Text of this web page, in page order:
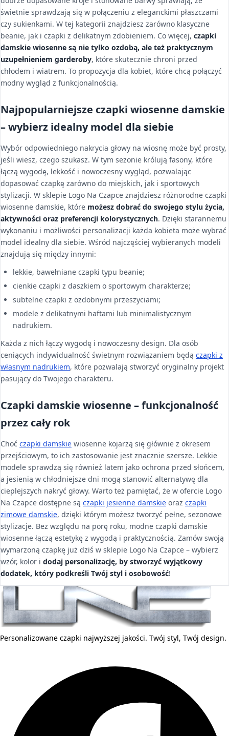
świetnie sprawdzają się w połączeniu z eleganckimi płaszczami
czy sukienkami. W tej kategorii znajdziesz zarówno klasyczne
beanie, jak i czapki z delikatnym zdobieniem. Co więcej, czapki
damskie wiosenne są nie tylko ozdobą, ale też praktycznym
uzupełnieniem garderoby, które skutecznie chroni przed
chłodem i wiatrem. To propozycja dla kobiet, które chcą połączyć
modny wygląd z funkcjonalnością.
Najpopularniejsze czapki wiosenne damskie
– wybierz idealny model dla siebie
Wybór odpowiedniego nakrycia głowy na wiosnę może być prosty,
jeśli wiesz, czego szukasz. W tym sezonie królują fasony, które
łączą wygodę, lekkość i nowoczesny wygląd, pozwalając
dopasować czapkę zarówno do miejskich, jak i sportowych
stylizacji. W sklepie Logo Na Czapce znajdziesz różnorodne czapki
wiosenne damskie, które możesz dobrać do swojego stylu życia,
aktywności oraz preferencji kolorystycznych. Dzięki starannemu
wykonaniu i możliwości personalizacji każda kobieta może wybrać
model idealny dla siebie. Wśród najczęściej wybieranych modeli
znajdują się między innymi:
lekkie, bawełniane czapki typu beanie;
cienkie czapki z daszkiem o sportowym charakterze;
subtelne czapki z ozdobnymi przeszyciami;
modele z delikatnymi haftami lub minimalistycznym
nadrukiem.
Każda z nich łączy wygodę i nowoczesny design. Dla osób
ceniących indywidualność świetnym rozwiązaniem będą czapki z
własnym nadrukiem, które pozwalają stworzyć oryginalny projekt
pasujący do Twojego charakteru.
Czapki damskie wiosenne – funkcjonalność
przez cały rok
Choć czapki damskie wiosenne kojarzą się głównie z okresem
przejściowym, to ich zastosowanie jest znacznie szersze. Lekkie
modele sprawdzą się również latem jako ochrona przed słońcem,
a jesienią w chłodniejsze dni mogą stanowić alternatywę dla
cieplejszych nakryć głowy. Warto też pamiętać, że w ofercie Logo
Na Czapce dostępne są czapki jesienne damskie oraz czapki
zimowe damskie, dzięki którym możesz tworzyć pełne, sezonowe
stylizacje. Bez względu na porę roku, modne czapki damskie
wiosenne łączą estetykę z wygodą i praktycznością. Zamów swoją
wymarzoną czapkę już dziś w sklepie Logo Na Czapce – wybierz
wzór, kolor i dodaj personalizację, by stworzyć wyjątkowy
dodatek, który podkreśli Twój styl i osobowość!
Personalizowane czapki najwyższej jakości. Twój styl, Twój design.